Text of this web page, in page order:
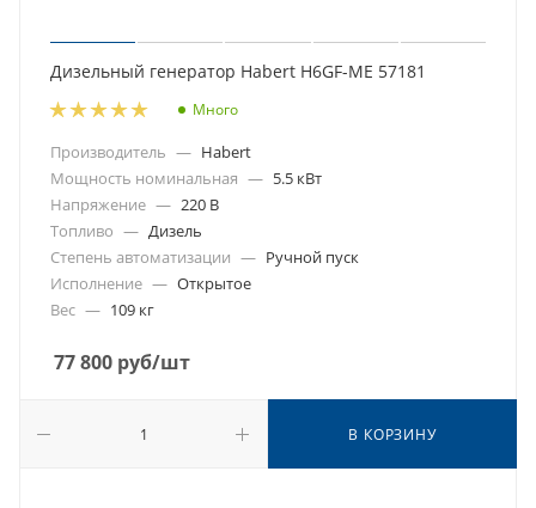
Дизельный генератор Habert H6GF-ME 57181
Много
Производитель — Habert
Мощность номинальная — 5.5 кВт
Напряжение — 220 В
Топливо — Дизель
Степень автоматизации — Ручной пуск
Исполнение — Открытое
Вес — 109 кг
77 800 руб/шт
В КОРЗИНУ